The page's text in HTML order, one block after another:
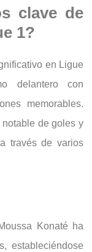
clave de
1?
en Ligue
delantero con
memorables.
de goles y
través de varios
Konaté ha
estableciéndose